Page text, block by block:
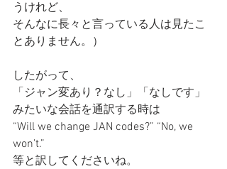
うけれど、
そんなに長々と言っている人は見たこ
とありません。）
したがって、
「ジャン変あり？なし」「なしです」
みたいな会話を通訳する時は
“Will we change JAN codes?” “No, we
won’t.”
等と訳してくださいね。